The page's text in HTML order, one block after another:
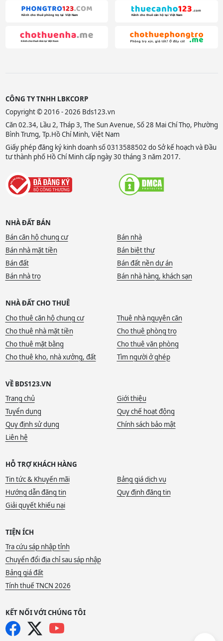
CÔNG TY TNHH LBKCORP
Copyright © 2016 - 2026 Bds123.vn
Căn 02.34, Lầu 2, Tháp 3, The Sun Avenue, Số 28 Mai Chí Thọ, Phường
Bình Trưng, Tp.Hồ Chí Minh, Việt Nam
Giấy phép đăng ký kinh doanh số 0313588502 do Sở kế hoạch và Đầu
tư thành phố Hồ Chí Minh cấp ngày 30 tháng 3 năm 2017.
NHÀ ĐẤT BÁN
Bán căn hộ chung cư
Bán nhà
Bán nhà mặt tiền
Bán biệt thự
Bán đất
Bán đất nền dự án
Bán nhà trọ
Bán nhà hàng, khách sạn
NHÀ ĐẤT CHO THUÊ
Cho thuê căn hộ chung cư
Thuê nhà nguyên căn
Cho thuê nhà mặt tiền
Cho thuê phòng trọ
Cho thuê mặt bằng
Cho thuê văn phòng
Cho thuê kho, nhà xưởng, đất
Tìm người ở ghép
VỀ BDS123.VN
Trang chủ
Giới thiệu
Tuyển dụng
Quy chế hoạt động
Quy định sử dụng
Chính sách bảo mật
Liên hệ
HỖ TRỢ KHÁCH HÀNG
Tin tức & Khuyến mãi
Bảng giá dịch vụ
Hướng dẫn đăng tin
Quy định đăng tin
Giải quyết khiếu nại
TIỆN ÍCH
Tra cứu sáp nhập tỉnh
Chuyển đổi địa chỉ sau sáp nhập
Bảng giá đất
Tính thuế TNCN 2026
KẾT NỐI VỚI CHÚNG TÔI